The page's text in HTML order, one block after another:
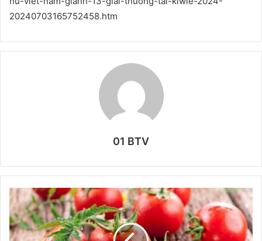
20240703165752458.htm
01 BTV